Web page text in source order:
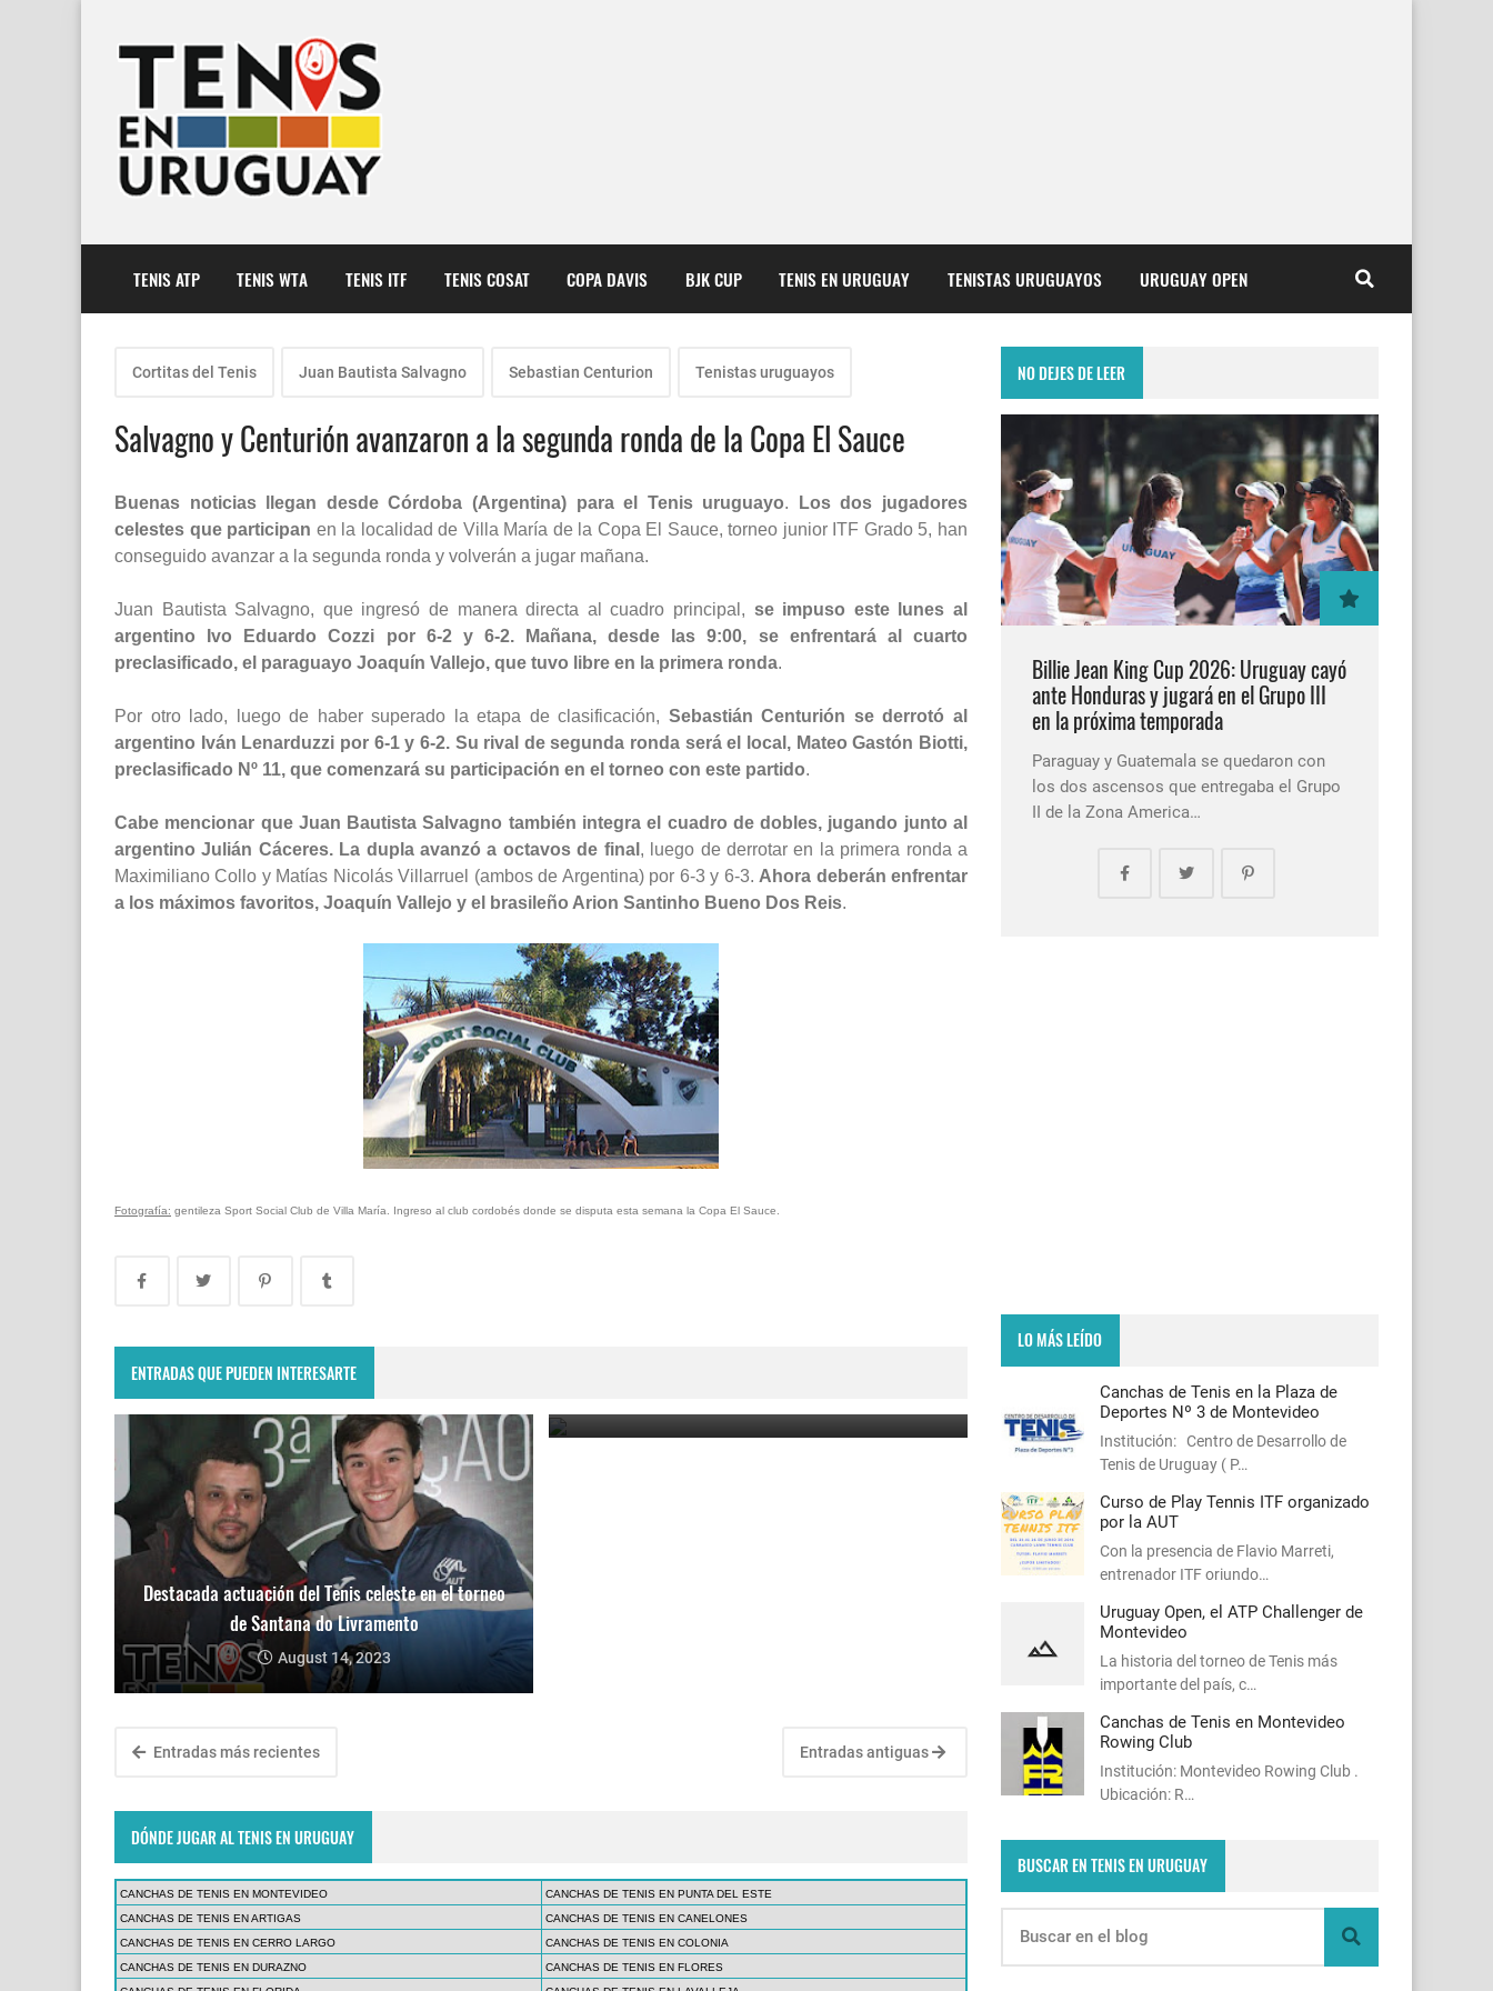
TENIS ATP TENIS WTA TENIS ITF TENIS COSAT COPA DAVIS BJK CUP TENIS EN URUGUAY TENISTAS URUGUAYOS URUGUAY OPEN
Cortitas del Tenis Juan Bautista Salvagno Sebastian Centurion Tenistas uruguayos
Salvagno y Centurión avanzaron a la segunda ronda de la Copa El Sauce
Buenas noticias llegan desde Córdoba (Argentina) para el Tenis uruguayo.
Los dos jugadores
celestes que participan en la localidad de Villa María de la Copa El Sauce, torneo junior ITF Grado 5, han
conseguido avanzar a la segunda ronda y volverán a jugar mañana.
Juan Bautista Salvagno, que ingresó de manera directa al cuadro principal, se impuso este lunes al
argentino Ivo Eduardo Cozzi por 6-2 y 6-2. Mañana, desde las 9:00, se enfrentará al cuarto
preclasificado, el paraguayo Joaquín Vallejo, que tuvo libre en la primera ronda.
Por otro lado, luego de haber superado la etapa de clasificación, Sebastián Centurión se derrotó al
argentino Iván Lenarduzzi por 6-1 y 6-2. Su rival de segunda ronda será el local, Mateo Gastón Biotti,
preclasificado Nº 11, que comenzará su participación en el torneo con este partido.
Cabe mencionar que Juan Bautista Salvagno también integra el cuadro de dobles, jugando junto al
argentino Julián Cáceres. La dupla avanzó a octavos de final , luego de derrotar en la primera ronda a
Maximiliano Collo y Matías Nicolás Villarruel (ambos de Argentina) por 6-3 y 6-3. Ahora deberán enfrentar
a los máximos favoritos, Joaquín Vallejo y el brasileño Arion Santinho Bueno Dos Reis.
Fotografía: gentileza Sport Social Club de Villa María. Ingreso al club cordobés donde se disputa esta semana la Copa El Sauce.
ENTRADAS QUE PUEDEN INTERESARTE
Destacada actuación del Tenis celeste en el torneo
de Santana do Livramento
August 14, 2023
Entradas más recientes Entradas antiguas
DÓNDE JUGAR AL TENIS EN URUGUAY
CANCHAS DE TENIS EN MONTEVIDEO
CANCHAS DE TENIS EN PUNTA DEL ESTE
CANCHAS DE TENIS EN ARTIGAS
CANCHAS DE TENIS EN CANELONES
CANCHAS DE TENIS EN CERRO LARGO
CANCHAS DE TENIS EN COLONIA
CANCHAS DE TENIS EN DURAZNO
CANCHAS DE TENIS EN FLORES
NO DEJES DE LEER
Billie Jean King Cup 2026: Uruguay cayó
ante Honduras y jugará en el Grupo III
en la próxima temporada
Paraguay y Guatemala se quedaron con
los dos ascensos que entregaba el Grupo
II de la Zona America…
LO MÁS LEÍDO
Canchas de Tenis en la Plaza de
Deportes Nº 3 de Montevideo
Institución: Centro de Desarrollo de
Tenis de Uruguay ( P…
Curso de Play Tennis ITF organizado
por la AUT
Con la presencia de Flavio Marreti,
entrenador ITF oriundo…
Uruguay Open, el ATP Challenger de
Montevideo
La historia del torneo de Tenis más
importante del país, c…
Canchas de Tenis en Montevideo
Rowing Club
Institución: Montevideo Rowing Club .
Ubicación: R…
BUSCAR EN TENIS EN URUGUAY